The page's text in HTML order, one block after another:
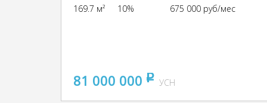
169.7 м² 10% 675 000 руб/мес
81 000 000 pуб
УСН